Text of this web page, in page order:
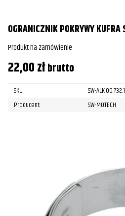
OGRANICZNIK POKRYWY KUFRA
Produkt na zamówienie
22,00złbrutto
SKU:
SW-
Producent:
SW-MOTECH